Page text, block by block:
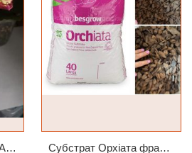
Універсальний Peters Allrounder 20-20-20+ТЕ Субстрат Орхіата фракція 9-12мм